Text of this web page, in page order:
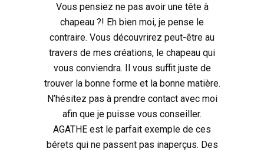
Vous pensiez ne pas avoir une tête à
chapeau ?! Eh bien moi, je pense le
contraire. Vous découvrirez peut-être au
travers de mes créations, le chapeau qui
vous conviendra. Il vous suffit juste de
trouver la bonne forme et la bonne matière.
N’hésitez pas à prendre contact avec moi
afin que je puisse vous conseiller.
AGATHE est le parfait exemple de ces
bérets qui ne passent pas inaperçus. Des